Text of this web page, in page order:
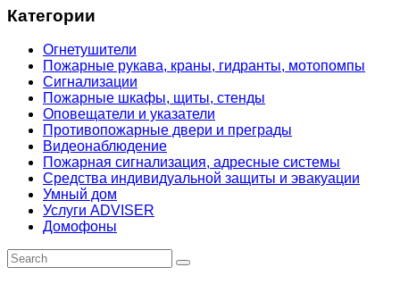
Категории
Огнетушители
Пожарные рукава, краны, гидранты, мотопомпы
Сигнализации
Пожарные шкафы, щиты, стенды
Оповещатели и указатели
Противопожарные двери и преграды
Видеонаблюдение
Пожарная сигнализация, адресные системы
Средства индивидуальной защиты и эвакуации
Умный дом
Услуги ADVISER
Домофоны